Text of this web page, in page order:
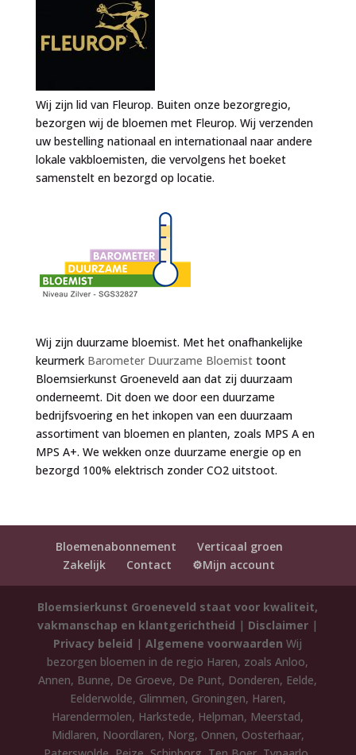
Wij zijn lid van Fleurop. Buiten onze bezorgregio,
bezorgen wij de bloemen met Fleurop. Wij verzenden
uw bestelling nationaal en internationaal naar andere
lokale vakbloemisten, die vervolgens het boeket
samenstelt en bezorgd op locatie.
Wij zijn duurzame bloemist. Met het onafhankelijke
keurmerk Barometer Duurzame Bloemisttoont
Bloemsierkunst Groeneveld aan dat zij duurzaam
onderneemt. Dit doen we door een duurzame
bedrijfsvoering en het inkopen van een duurzaam
assortiment van bloemen en planten, zoals MPS A en
MPS A+. We wekken onze duurzame energie op en
bezorgd 100% elektrisch zonder CO2 uitstoot.
Bloemenabonnement
Verticaal groen
Zakelijk
Contact ⚙️Mijn account
Bloemsierkunst Groeneveld staat voor kwaliteit,
vakmanschap en klantgerichtheid | Disclaimer |
Privacy beleid |Algemene voorwaarden Wij
bezorgen bloemen in de regio Haren, zoals Anloo,
Annen, Bunne, De Groeve, De Punt, Donderen, Eelde,
Eelderwolde, Glimmen, Groningen, Haren,
Harendermolen, Harkstede, Helpman, Meerstad,
Midlaren, Noordlaren, Norg, Onnen, Oosterhaar,